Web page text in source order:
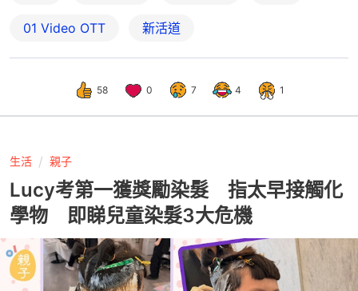
01‌ ‌Video‌ ‌OTT 新活道
58 0 7 4 1
生活 親子
Lucy考第一獲獎勵染髮 指太早接觸化
學物 即睇兒童染髮3大危機